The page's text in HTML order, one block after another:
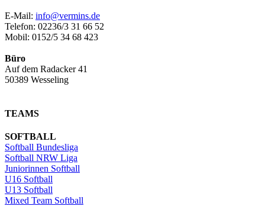
E-Mail: info@vermins.de
Telefon: 02236/3 31 66 52
Mobil: 0152/5 34 68 423
Büro
Auf dem Radacker 41
50389 Wesseling
TEAMS
SOFTBALL
Softball Bundesliga
Softball NRW Liga
Juniorinnen Softball
U16 Softball
U13 Softball
Mixed Team Softball